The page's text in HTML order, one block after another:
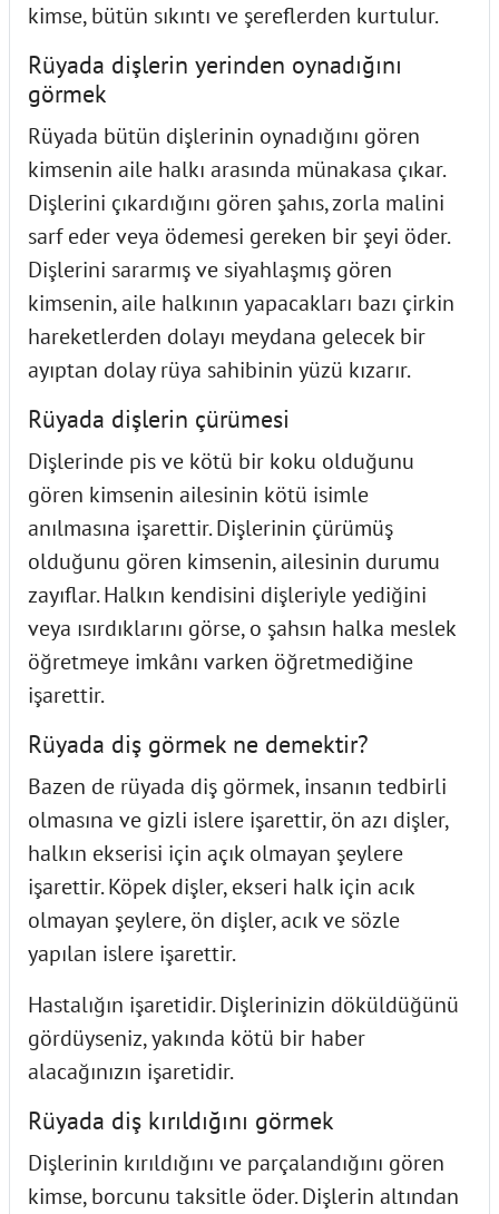
kimse, bütün sıkıntı ve şereflerden kurtulur.
Rüyada dişlerin yerinden oynadığını
görmek
Rüyada bütün dişlerinin oynadığını gören
kimsenin aile halkı arasında münakasa çıkar.
Dişlerini çıkardığını gören şahıs, zorla malini
sarf eder veya ödemesi gereken bir şeyi öder.
Dişlerini sararmış ve siyahlaşmış gören
kimsenin, aile halkının yapacakları bazı çirkin
hareketlerden dolayı meydana gelecek bir
ayıptan dolay rüya sahibinin yüzü kızarır.
Rüyada dişlerin çürümesi
Dişlerinde pis ve kötü bir koku olduğunu
gören kimsenin ailesinin kötü isimle
anılmasına işarettir. Dişlerinin çürümüş
olduğunu gören kimsenin, ailesinin durumu
zayıflar. Halkın kendisini dişleriyle yediğini
veya ısırdıklarını görse, o şahsın halka meslek
öğretmeye imkânı varken öğretmediğine
işarettir.
Rüyada diş görmek ne demektir?
Bazen de rüyada diş görmek, insanın tedbirli
olmasına ve gizli islere işarettir, ön azı dişler,
halkın ekserisi için açık olmayan şeylere
işarettir. Köpek dişler, ekseri halk için acık
olmayan şeylere, ön dişler, acık ve sözle
yapılan islere işarettir.
Hastalığın işaretidir. Dişlerinizin döküldüğünü
gördüyseniz, yakında kötü bir haber
alacağınızın işaretidir.
Rüyada diş kırıldığını görmek
Dişlerinin kırıldığını ve parçalandığını gören
kimse, borcunu taksitle öder. Dişlerin altından